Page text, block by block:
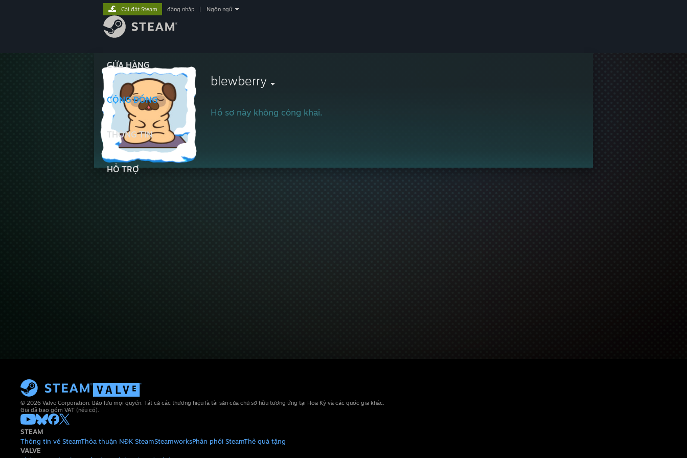
CỬA HÀNG
CỘNG ĐỒNG
THÔNG TIN
HỖ TRỢ
Cài đặt Steam đăng nhập Ngôn ngữ
blewberry
Hồ sơ này không công khai.
© 2026 Valve Corporation. Bảo lưu mọi quyền. Tất cả các thương hiệu là tài sản của chủ sở hữu tương ứng tại Hoa Kỳ và các quốc gia khác.
Giá đã bao gồm VAT (nếu có).
STEAM
Thông tin về SteamThỏa thuận NĐK SteamSteamworksPhân phối SteamThẻ quà tặng
VALVE